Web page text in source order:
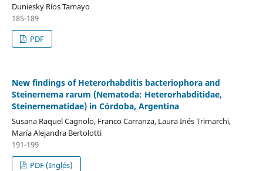
Duniesky Ríos Tamayo
185-189
PDF
New findings of Heterorhabditis bacteriophora and
Steinernema rarum (Nematoda: Heterorhabditidae,
Steinernematidae) in Córdoba, Argentina
Susana Raquel Cagnolo, Franco Carranza, Laura Inés Trimarchi,
María Alejandra Bertolotti
191-199
PDF (Inglés)